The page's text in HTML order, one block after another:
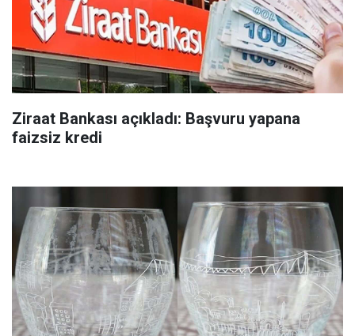
Ziraat Bankası açıkladı: Başvuru yapana
faizsiz kredi